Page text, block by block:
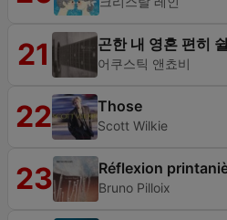
21 곤한 내 영혼 편히
어쿠스틱 앤쵸비
22 Those
Scott Wilkie
23 Réflexion
Bruno Pilloix